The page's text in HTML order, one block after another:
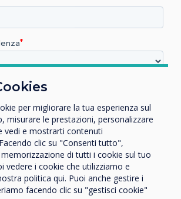
annunciati
Amsterdam nel
2020 ".
per migliorare la tua esperienza sul
misurare le prestazioni, personalizzare
vedi e mostrarti contenuti
clic su "Consenti tutto",
di tutti i cookie sul tuo
vedere i cookie che utilizziamo e
politica qui. Puoi anche gestire i
facendo clic su "gestisci cookie"
lavora?
in merito ai nostri prodotti e servizi